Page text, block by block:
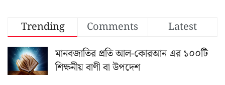
Trending Comments
Latest
মানবজাতির প্রতি আল-কোরআন এর ১০০টি
শিক্ষনীয় বাণী বা উপদেশ